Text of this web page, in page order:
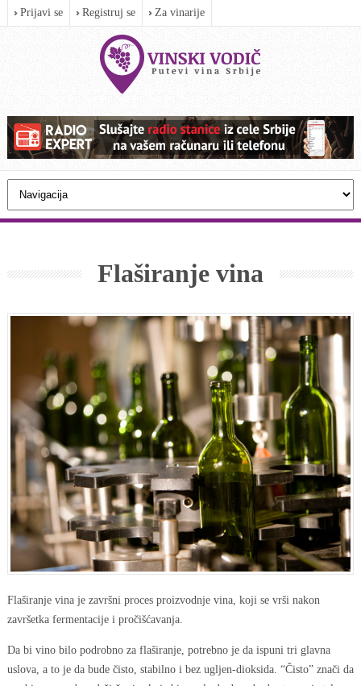
Prijavi se Registruj se Za vinarije
Flaširanje vina
Flaširanje vina je završni proces proizvodnje vina, koji se vrši nakon
završetka fermentacije i pročišćavanja.
Da bi vino bilo podrobno za flaširanje, potrebno je da ispuni tri glavna
uslova, a to je da bude čisto, stabilno i bez ugljen-dioksida. “Čisto” znači da